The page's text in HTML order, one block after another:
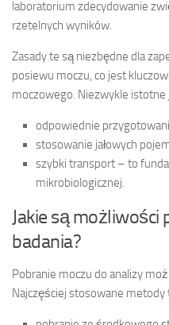
laboratorium zdecydowanie
rzetelnych wyników.
Zasady te są niezbędne dla
posiewu moczu, co jest
moczowego. Niezwykle istotne
odpowiednie
stosowanie jałowych
szybki transport – to
mikrobiologicznej.
Jakie są możliwości
badania?
Pobranie moczu do analizy
Najczęściej stosowane metody